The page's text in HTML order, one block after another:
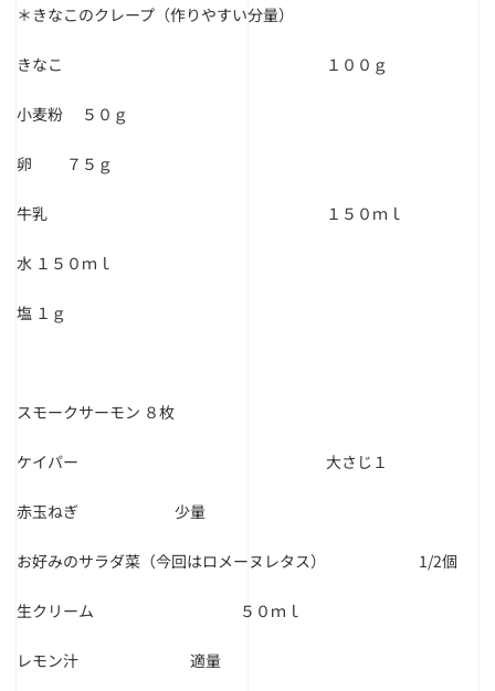
＊きなこのクレープ（作りやすい分量）
きなこ １００ｇ
小麦粉 ５０ｇ
卵 ７５ｇ
牛乳 １５０ｍｌ
水 １５０ｍｌ
塩 １ｇ
スモークサーモン ８枚
ケイパー 大さじ１
赤玉ねぎ 少量
お好みのサラダ菜（今回はロメーヌレタス） 1/2個
生クリーム ５０ｍｌ
レモン汁 適量